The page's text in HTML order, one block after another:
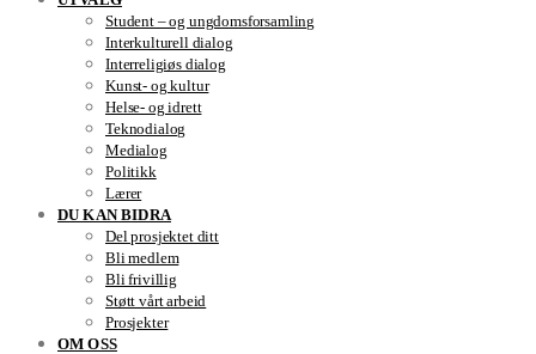
Student – og ungdomsforsamling
Interkulturell dialog
Interreligiøs dialog
Kunst- og kultur
Helse- og idrett
Teknodialog
Medialog
Politikk
Lærer
DU KAN BIDRA
Del prosjektet ditt
Bli medlem
Bli frivillig
Støtt vårt arbeid
Prosjekter
OM OSS